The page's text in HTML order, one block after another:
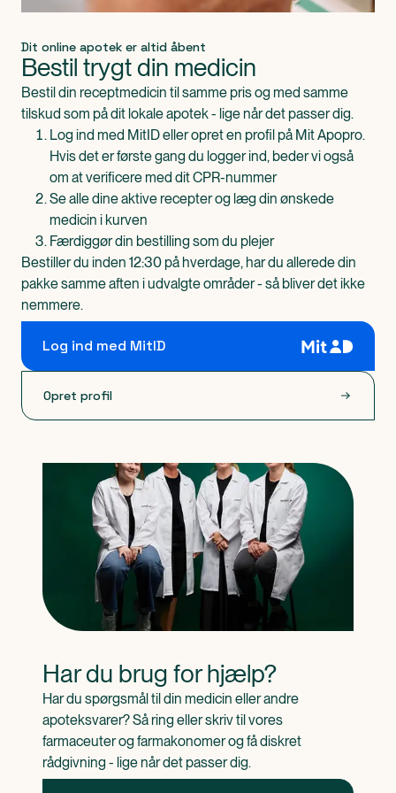
Dit online apotek er altid åbent
Bestil trygt din medicin
Bestil din receptmedicin til samme pris og med samme
tilskud som på dit lokale apotek - lige når det passer dig.
Log ind med MitID eller opret en profil på Mit Apopro.
Hvis det er første gang du logger ind, beder vi også
om at verificere med dit CPR-nummer
Se alle dine aktive recepter og læg din ønskede
medicin i kurven
Færdiggør din bestilling som du plejer
Bestiller du inden 12:30 på hverdage, har du allerede din
pakke samme aften i udvalgte områder - så bliver det ikke
nemmere.
Log ind med MitID
Opret profil
Har du brug for hjælp?
Har du spørgsmål til din medicin eller andre
apoteksvarer? Så ring eller skriv til vores
farmaceuter og farmakonomer og få diskret
rådgivning - lige når det passer dig.